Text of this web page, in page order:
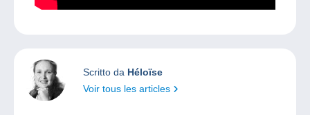
Scritto da Héloïse
Voir tous les articles